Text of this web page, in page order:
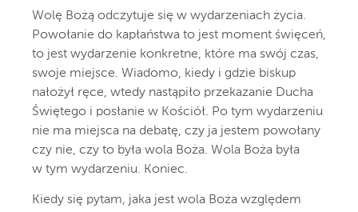
Wolę Bożą odczytuje się w wydarzeniach życia.
Powołanie do kapłaństwa to jest moment święceń,
to jest wydarzenie konkretne, które ma swój czas,
swoje miejsce. Wiadomo, kiedy i gdzie biskup
nałożył ręce, wtedy nastąpiło przekazanie Ducha
Świętego i posłanie w Kościół. Po tym wydarzeniu
nie ma miejsca na debatę, czy ja jestem powołany
czy nie, czy to była wola Boża. Wola Boża była
w tym wydarzeniu. Koniec.
Kiedy się pytam, jaka jest wola Boża względem